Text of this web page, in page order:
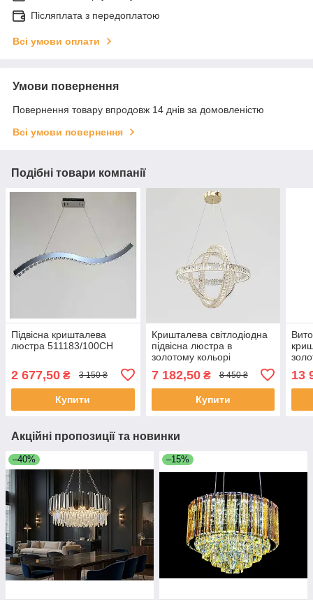
Післяплата з передоплатою
Всі умови оплати
Умови повернення
Повернення товару впродовж 14 днів за домовленістю
Всі умови повернення
Подібні товари компанії
Підвісна кришталева
люстра 511183/100CH
2 677,50 ₴ 3 150 ₴
Купити
Кришталева світлодіодна
підвісна люстра в
золотому кольорі
7 182,50₴ 8 450 ₴
Купити
13
Акційні пропозиції та новинки
–40% –15%